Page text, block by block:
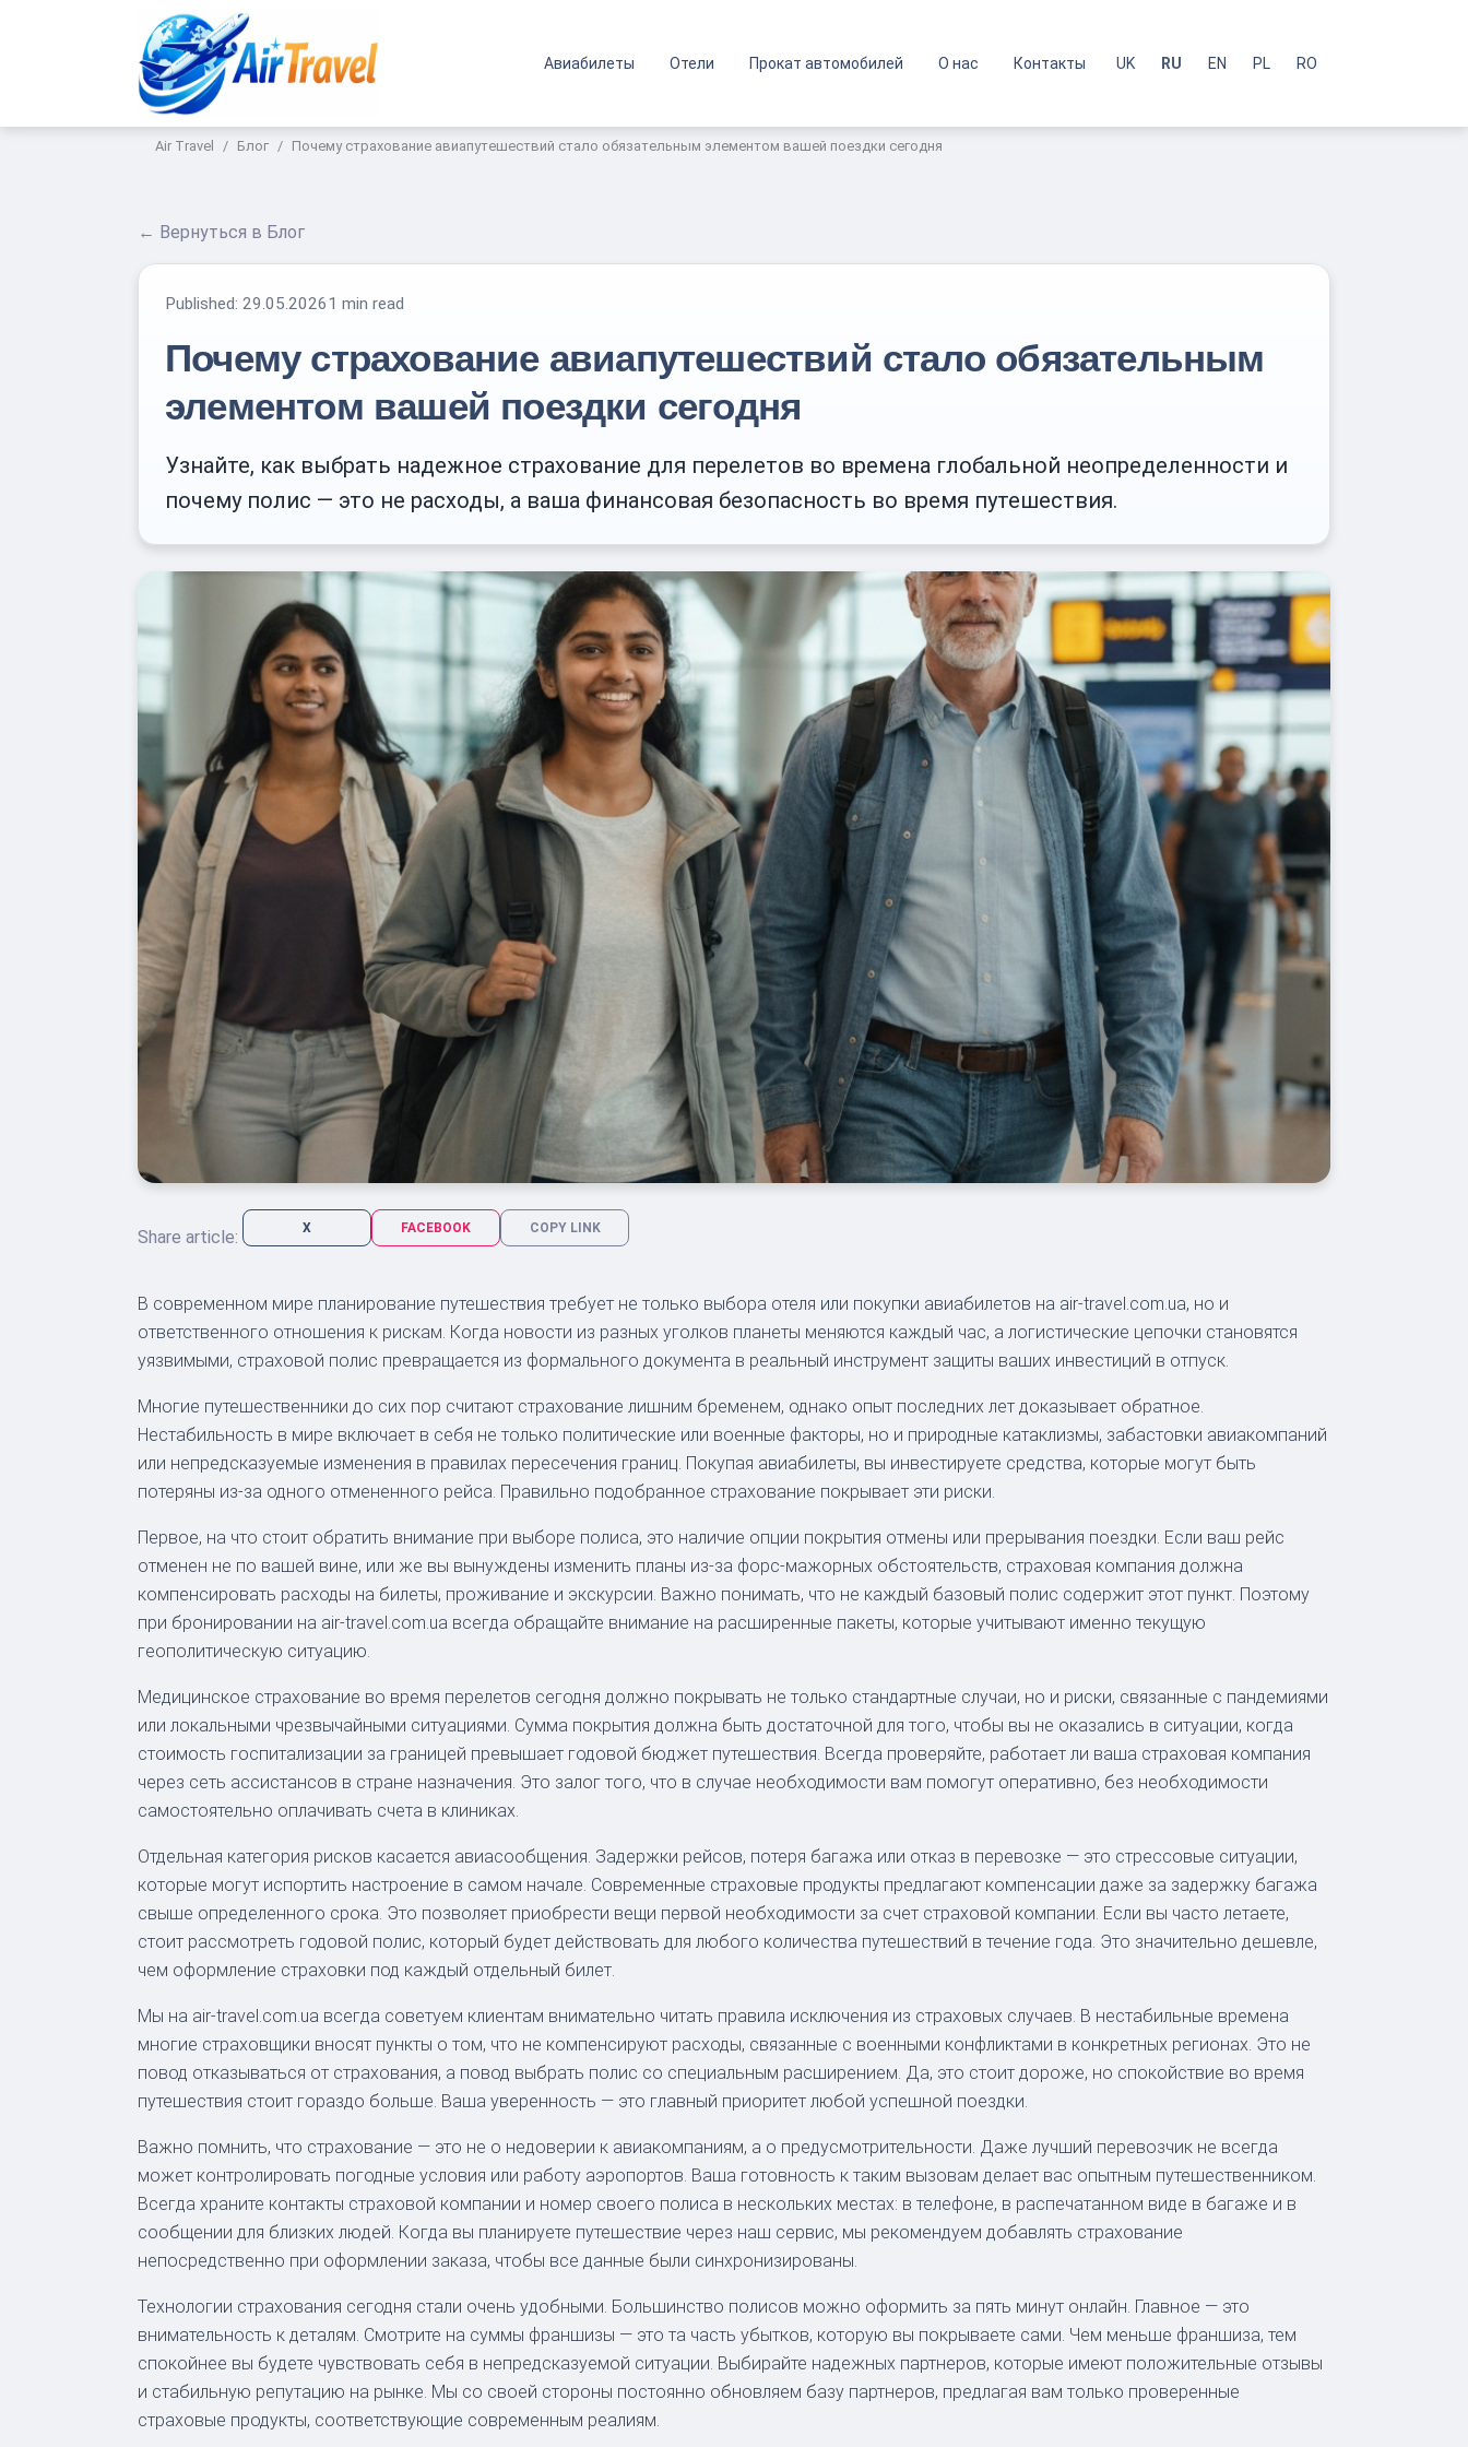
Авиабилеты Отели Прокат автомобилей О нас Контакты UK RU EN PL RO
Air Travel Блог Почему страхование авиапутешествий стало обязательным элементом вашей поездки сегодня
← Вернуться в Блог
Published: 29.05.20261 min read
Почему страхование авиапутешествий стало обязательным
элементом вашей поездки сегодня
Узнайте, как выбрать надежное страхование для перелетов во времена глобальной неопределенности и
почему полис — это не расходы, а ваша финансовая безопасность во время путешествия.
Share article: X FACEBOOK COPY LINK
В современном мире планирование путешествия требует не только выбора отеля или покупки авиабилетов на air-travel.com.ua, но и
ответственного отношения к рискам. Когда новости из разных уголков планеты меняются каждый час, а логистические цепочки становятся
уязвимыми, страховой полис превращается из формального документа в реальный инструмент защиты ваших инвестиций в отпуск.
Многие путешественники до сих пор считают страхование лишним бременем, однако опыт последних лет доказывает обратное.
Нестабильность в мире включает в себя не только политические или военные факторы, но и природные катаклизмы, забастовки авиакомпаний
или непредсказуемые изменения в правилах пересечения границ. Покупая авиабилеты, вы инвестируете средства, которые могут быть
потеряны из-за одного отмененного рейса. Правильно подобранное страхование покрывает эти риски.
Первое, на что стоит обратить внимание при выборе полиса, это наличие опции покрытия отмены или прерывания поездки. Если ваш рейс
отменен не по вашей вине, или же вы вынуждены изменить планы из-за форс-мажорных обстоятельств, страховая компания должна
компенсировать расходы на билеты, проживание и экскурсии. Важно понимать, что не каждый базовый полис содержит этот пункт. Поэтому
при бронировании на air-travel.com.ua всегда обращайте внимание на расширенные пакеты, которые учитывают именно текущую
геополитическую ситуацию.
Медицинское страхование во время перелетов сегодня должно покрывать не только стандартные случаи, но и риски, связанные с пандемиями
или локальными чрезвычайными ситуациями. Сумма покрытия должна быть достаточной для того, чтобы вы не оказались в ситуации, когда
стоимость госпитализации за границей превышает годовой бюджет путешествия. Всегда проверяйте, работает ли ваша страховая компания
через сеть ассистансов в стране назначения. Это залог того, что в случае необходимости вам помогут оперативно, без необходимости
самостоятельно оплачивать счета в клиниках.
Отдельная категория рисков касается авиасообщения. Задержки рейсов, потеря багажа или отказ в перевозке — это стрессовые ситуации,
которые могут испортить настроение в самом начале. Современные страховые продукты предлагают компенсации даже за задержку багажа
свыше определенного срока. Это позволяет приобрести вещи первой необходимости за счет страховой компании. Если вы часто летаете,
стоит рассмотреть годовой полис, который будет действовать для любого количества путешествий в течение года. Это значительно дешевле,
чем оформление страховки под каждый отдельный билет.
Мы на air-travel.com.ua всегда советуем клиентам внимательно читать правила исключения из страховых случаев. В нестабильные времена
многие страховщики вносят пункты о том, что не компенсируют расходы, связанные с военными конфликтами в конкретных регионах. Это не
повод отказываться от страхования, а повод выбрать полис со специальным расширением. Да, это стоит дороже, но спокойствие во время
путешествия стоит гораздо больше. Ваша уверенность — это главный приоритет любой успешной поездки.
Важно помнить, что страхование — это не о недоверии к авиакомпаниям, а о предусмотрительности. Даже лучший перевозчик не всегда
может контролировать погодные условия или работу аэропортов. Ваша готовность к таким вызовам делает вас опытным путешественником.
Всегда храните контакты страховой компании и номер своего полиса в нескольких местах: в телефоне, в распечатанном виде в багаже и в
сообщении для близких людей. Когда вы планируете путешествие через наш сервис, мы рекомендуем добавлять страхование
непосредственно при оформлении заказа, чтобы все данные были синхронизированы.
Технологии страхования сегодня стали очень удобными. Большинство полисов можно оформить за пять минут онлайн. Главное — это
внимательность к деталям. Смотрите на суммы франшизы — это та часть убытков, которую вы покрываете сами. Чем меньше франшиза, тем
спокойнее вы будете чувствовать себя в непредсказуемой ситуации. Выбирайте надежных партнеров, которые имеют положительные отзывы
и стабильную репутацию на рынке. Мы со своей стороны постоянно обновляем базу партнеров, предлагая вам только проверенные
страховые продукты, соответствующие современным реалиям.